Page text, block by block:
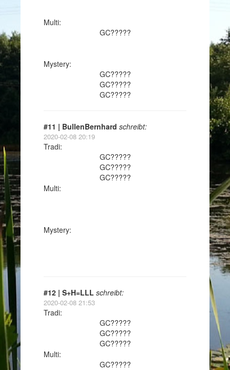
Multi:
GC?????
Mystery:
GC?????
GC?????
GC?????
#11 | BullenBernhard schreibt:
2020-02-08 20:19
Tradi:
GC?????
GC?????
GC?????
Multi:
Mystery:
#12 | S+H=LLL schreibt:
2020-02-08 21:53
Tradi:
GC?????
GC?????
GC?????
Multi:
GC?????